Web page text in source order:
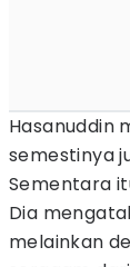
Hasanuddin
semestinya
Sementara
Dia
melainkan